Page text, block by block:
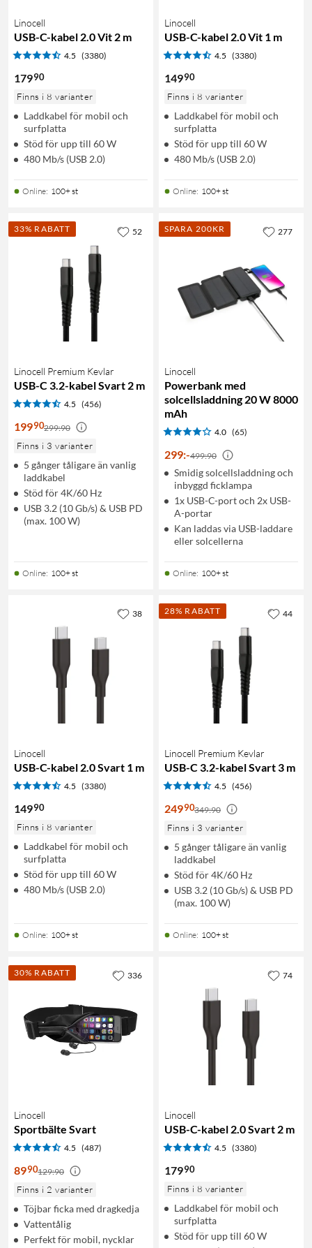
Linocell
USB-C-kabel 2.0 Vit 2 m
4.5 (3380)
17990
Finns i 8 varianter
Laddkabel för mobil och
surfplatta
Stöd för upp till 60 W
480 Mb/s (USB 2.0)
Online: 100+ st
Linocell
USB-C-kabel 2.0 Vit 1 m
4.5 (3380)
14990
Finns i 8 varianter
Laddkabel för mobil och
surfplatta
Stöd för upp till 60 W
480 Mb/s (USB 2.0)
Online: 100+ st
33% RABATT
Linocell Premium Kevlar
USB-C 3.2-kabel Svart 2 m
4.5 (456)
19990299:90
Finns i 3 varianter
5 gånger tåligare än vanlig
laddkabel
Stöd för 4K/60 Hz
USB 3.2 (10 Gb/s) & USB PD
(max. 100 W)
Online: 100+ st
52 SPARA 200KR
Linocell
Powerbank med
solcellsladdning 20 W 8000
mAh
4.0 (65)
299:-499:90
Smidig solcellsladdning och
inbyggd ficklampa
1x USB-C-port och 2x USB-
A-portar
Kan laddas via USB-laddare
eller solcellerna
Online: 100+ st
277
Linocell
USB-C-kabel 2.0 Svart 1 m
4.5 (3380)
14990
Finns i 8 varianter
Laddkabel för mobil och
surfplatta
Stöd för upp till 60 W
480 Mb/s (USB 2.0)
Online: 100+ st
38 28% RABATT
Linocell Premium Kevlar
USB-C 3.2-kabel Svart 3 m
4.5 (456)
24990349:90
Finns i 3 varianter
5 gånger tåligare än vanlig
laddkabel
Stöd för 4K/60 Hz
USB 3.2 (10 Gb/s) & USB PD
(max. 100 W)
Online: 100+ st
44
30% RABATT
Linocell
Sportbälte Svart
4.5 (487)
8990129:90
Finns i 2 varianter
Töjbar ficka med dragkedja
Vattentålig
Perfekt för mobil, nycklar
336
Linocell
USB-C-kabel 2.0 Svart 2 m
4.5 (3380)
17990
Finns i 8 varianter
Laddkabel för mobil och
surfplatta
Stöd för upp till 60 W
74